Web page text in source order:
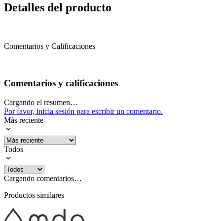
Detalles del producto
Comentarios y Calificaciones
Comentarios y calificaciones
Cargando el resumen…
Por favor, inicia sesión para escribir un comentario.
Más reciente
Todos
Cargando comentarios…
Productos similares